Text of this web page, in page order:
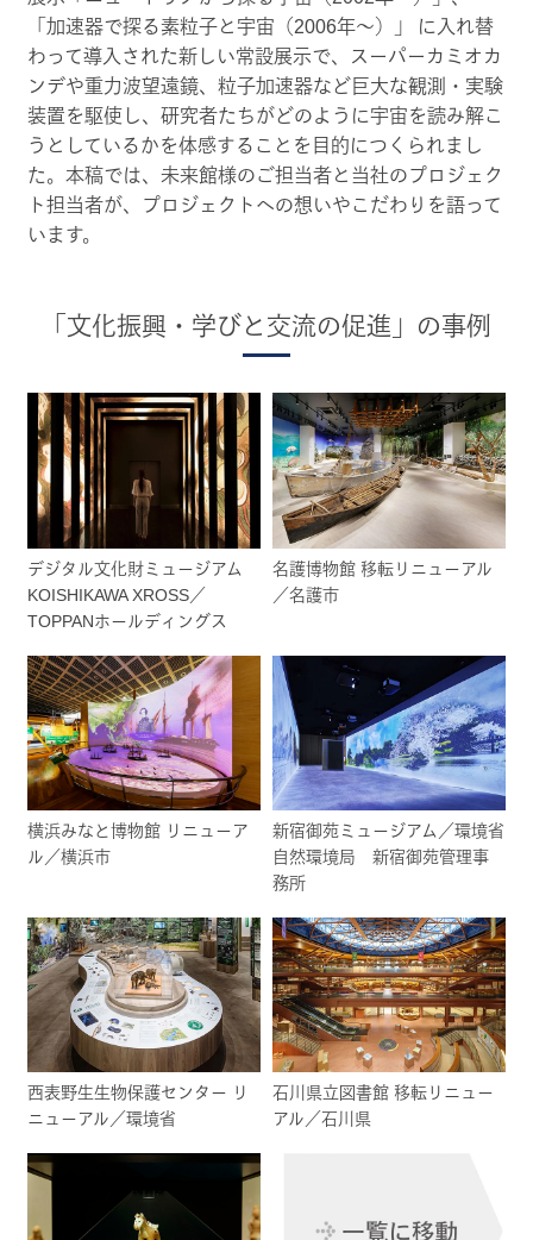
「加速器で探る素粒子と宇宙（2006年～）」 に入れ替
わって導入された新しい常設展示で、スーパーカミオカ
ンデや重力波望遠鏡、粒子加速器など巨大な観測・実験
装置を駆使し、研究者たちがどのように宇宙を読み解こ
うとしているかを体感することを目的につくられまし
た。本稿では、未来館様のご担当者と当社のプロジェク
ト担当者が、プロジェクトへの想いやこだわりを語って
います。
「文化振興・学びと交流の促進」の事例
デジタル文化財ミュージアム
KOISHIKAWA XROSS／
TOPPANホールディングス
名護博物館 移転リニューアル
／名護市
横浜みなと博物館 リニューア
ル／横浜市
新宿御苑ミュージアム／環境省
自然環境局 新宿御苑管理事
務所
西表野生生物保護センター リ
ニューアル／環境省
石川県立図書館 移転リニュー
アル／石川県